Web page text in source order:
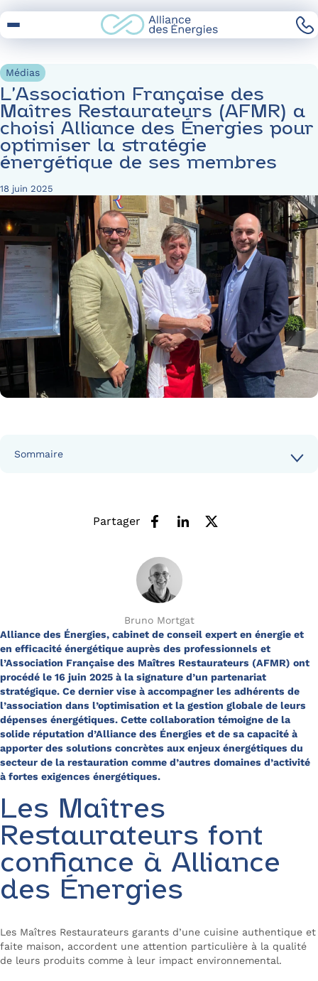
to
Médias
L’Association Française des
Maîtres Restaurateurs (AFMR) a
choisi Alliance des Énergies pour
optimiser la stratégie
énergétique de ses membres
18 juin 2025
Sommaire
Partager
Bruno Mortgat
Alliance des Énergies, cabinet de conseil expert en énergie et
en efficacité énergétique auprès des professionnels et
l’Association Française des Maîtres Restaurateurs (AFMR) ont
procédé le 16 juin 2025 à la signature d’un partenariat
stratégique. Ce dernier vise à accompagner les adhérents de
l’association dans l’optimisation et la gestion globale de leurs
dépenses énergétiques. Cette collaboration témoigne de la
solide réputation d’Alliance des Énergies et de sa capacité à
apporter des solutions concrètes aux enjeux énergétiques du
secteur de la restauration comme d’autres domaines d’activité
à fortes exigences énergétiques.
Les Maîtres
Restaurateurs font
confiance à Alliance
des Énergies
Les Maîtres Restaurateurs garants d’une cuisine authentique et
faite maison, accordent une attention particulière à la qualité
de leurs produits comme à leur impact environnemental.